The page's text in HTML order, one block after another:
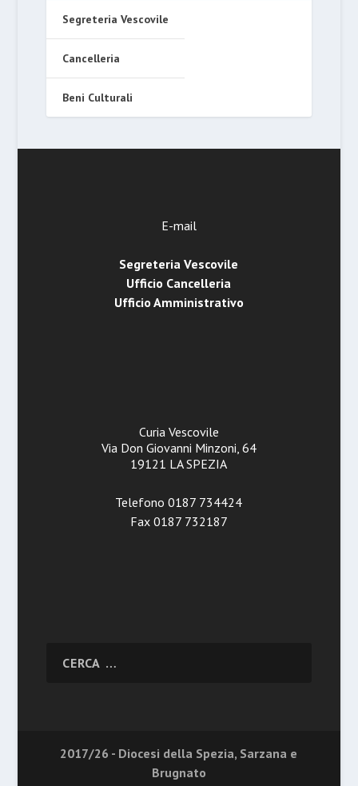
Segreteria Vescovile
Cancelleria
Beni Culturali
E-mail
Segreteria Vescovile
Ufficio Cancelleria
Ufficio Amministrativo
Curia Vescovile
Via Don Giovanni Minzoni, 64
19121 LA SPEZIA
Telefono 0187 734424
Fax 0187 732187
2017/26 - Diocesi della Spezia, Sarzana e
Brugnato